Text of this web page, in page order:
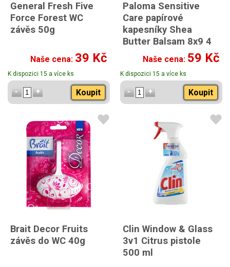
General Fresh Five
Force Forest WC
závěs 50g
Naše cena: 39 Kč
K dispozici 15 a více ks
Koupit
Paloma Sensitive
Care papírové
kapesníky Shea
Butter Balsam 8x9 4
vrstvé
Naše cena: 59 Kč
K dispozici 15 a více ks
Koupit
Brait Decor Fruits
závěs do WC 40g
Clin Window & Glass
3v1 Citrus pistole
500 ml